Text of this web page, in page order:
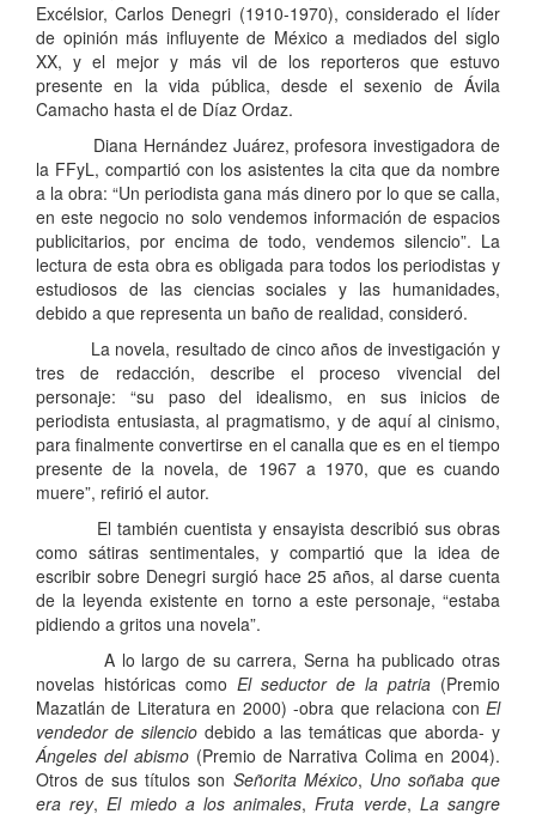
Excélsior, Carlos Denegri (1910-1970), considerado el líder
de opinión más influyente de México a mediados del siglo
XX, y el mejor y más vil de los reporteros que estuvo
presente en la vida pública, desde el sexenio de Ávila
Camacho hasta el de Díaz Ordaz.
Diana Hernández Juárez, profesora investigadora de
la FFyL, compartió con los asistentes la cita que da nombre
a la obra: “Un periodista gana más dinero por lo que se calla,
en este negocio no solo vendemos información de espacios
publicitarios, por encima de todo, vendemos silencio”. La
lectura de esta obra es obligada para todos los periodistas y
estudiosos de las ciencias sociales y las humanidades,
debido a que representa un baño de realidad, consideró.
La novela, resultado de cinco años de investigación y
tres de redacción, describe el proceso vivencial del
personaje: “su paso del idealismo, en sus inicios de
periodista entusiasta, al pragmatismo, y de aquí al cinismo,
para finalmente convertirse en el canalla que es en el tiempo
presente de la novela, de 1967 a 1970, que es cuando
muere”, refirió el autor.
El también cuentista y ensayista describió sus obras
como sátiras sentimentales, y compartió que la idea de
escribir sobre Denegri surgió hace 25 años, al darse cuenta
de la leyenda existente en torno a este personaje, “estaba
pidiendo a gritos una novela”.
A lo largo de su carrera, Serna ha publicado otras
novelas históricas como El seductor de la patria (Premio
Mazatlán de Literatura en 2000) -obra que relaciona con El
vendedor de silencio debido a las temáticas que aborda- y
Ángeles del abismo(Premio de Narrativa Colima en 2004).
Otros de sus títulos son Señorita México, Uno soñaba que
era rey,El miedo a los animales,Fruta verde, La sangre